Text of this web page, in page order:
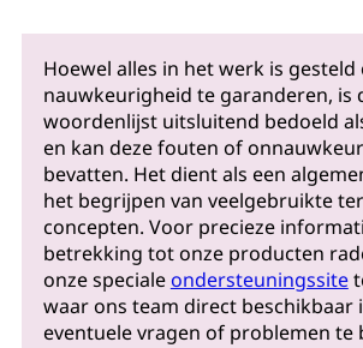
Hoewel alles in het werk is gesteld
nauwkeurigheid te garanderen, is
woordenlijst uitsluitend bedoeld
en kan deze fouten of
bevatten. Het dient als een
het begrijpen van veelgebruikte
concepten. Voor precieze
betrekking tot onze producten
onze specialeondersteuningssite
waar ons team direct beschikbaar
eventuele vragen of problemen te